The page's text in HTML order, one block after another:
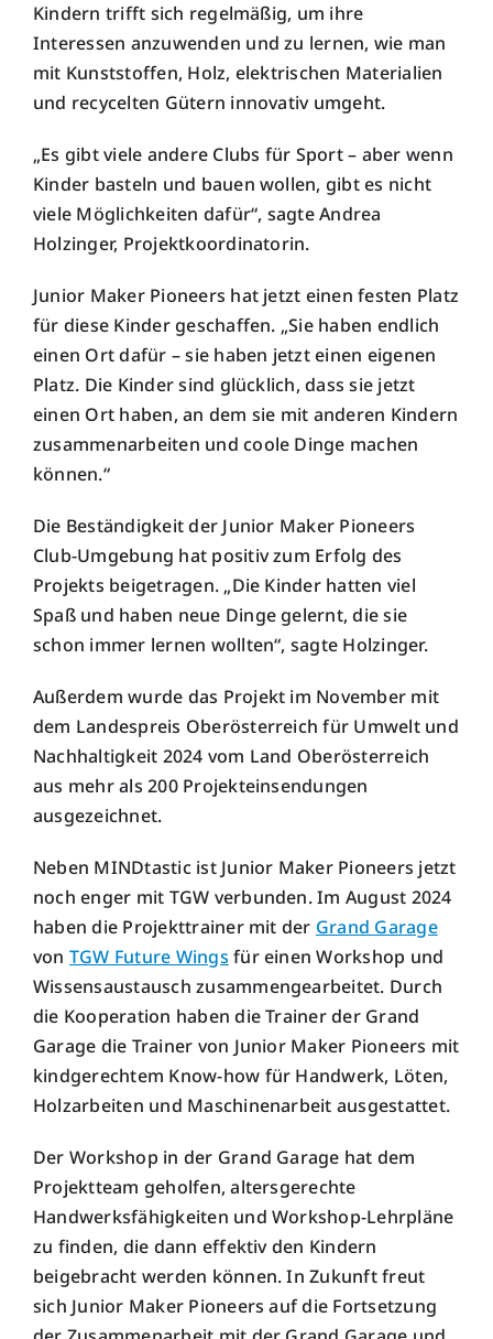
Kindern trifft sich regelmäßig, um ihre
Interessen anzuwenden und zu lernen, wie man
mit Kunststoffen, Holz, elektrischen Materialien
und recycelten Gütern innovativ umgeht.
„Es gibt viele andere Clubs für Sport – aber wenn
Kinder basteln und bauen wollen, gibt es nicht
viele Möglichkeiten dafür“, sagte Andrea
Holzinger, Projektkoordinatorin.
Junior Maker Pioneers hat jetzt einen festen Platz
für diese Kinder geschaffen. „Sie haben endlich
einen Ort dafür – sie haben jetzt einen eigenen
Platz. Die Kinder sind glücklich, dass sie jetzt
einen Ort haben, an dem sie mit anderen Kindern
zusammenarbeiten und coole Dinge machen
können.“
Die Beständigkeit der Junior Maker Pioneers
Club-Umgebung hat positiv zum Erfolg des
Projekts beigetragen. „Die Kinder hatten viel
Spaß und haben neue Dinge gelernt, die sie
schon immer lernen wollten“, sagte Holzinger.
Außerdem wurde das Projekt im November mit
dem Landespreis Oberösterreich für Umwelt und
Nachhaltigkeit 2024 vom Land Oberösterreich
aus mehr als 200 Projekteinsendungen
ausgezeichnet.
Neben MINDtastic ist Junior Maker Pioneers jetzt
noch enger mit TGW verbunden. Im August 2024
haben die Projekttrainer mit der Grand Garage
von TGW Future Wings für einen Workshop und
Wissensaustausch zusammengearbeitet. Durch
die Kooperation haben die Trainer der Grand
Garage die Trainer von Junior Maker Pioneers mit
kindgerechtem Know-how für Handwerk, Löten,
Holzarbeiten und Maschinenarbeit ausgestattet.
Der Workshop in der Grand Garage hat dem
Projektteam geholfen, altersgerechte
Handwerksfähigkeiten und Workshop-Lehrpläne
zu finden, die dann effektiv den Kindern
beigebracht werden können. In Zukunft freut
sich Junior Maker Pioneers auf die Fortsetzung